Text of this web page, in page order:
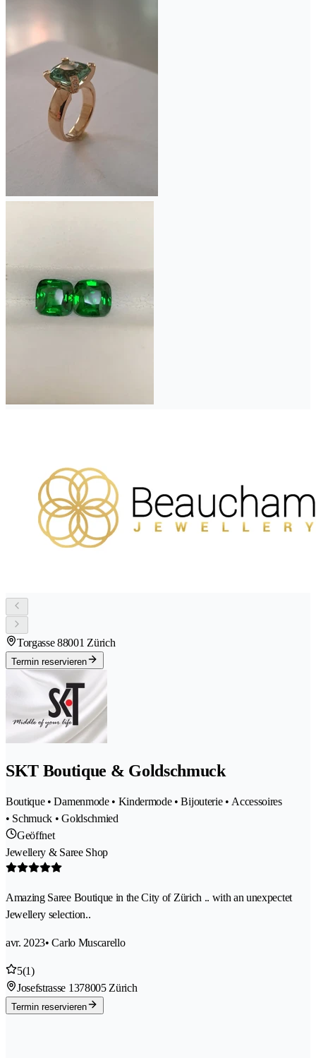
Torgasse 88001 Zürich
Termin reservieren
SKT Boutique & Goldschmuck
Boutique • Damenmode • Kindermode • Bijouterie • Accessoires
• Schmuck • Goldschmied
Geöffnet
Jewellery & Saree Shop
Amazing Saree Boutique in the City of Zürich .. with an unexpectet
Jewellery selection..
avr. 2023• Carlo Muscarello
5(1)
Josefstrasse 1378005 Zürich
Termin reservieren